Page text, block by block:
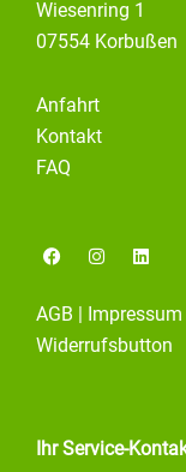
Wiesenring 1
07554 Korbußen
Anfahrt
Kontakt
FAQ
F
a
e
b
o
o
I
n
a
g
r
L
i
e
d
i
AGB Impressum
Widerrufsbutton
Ihr Service-